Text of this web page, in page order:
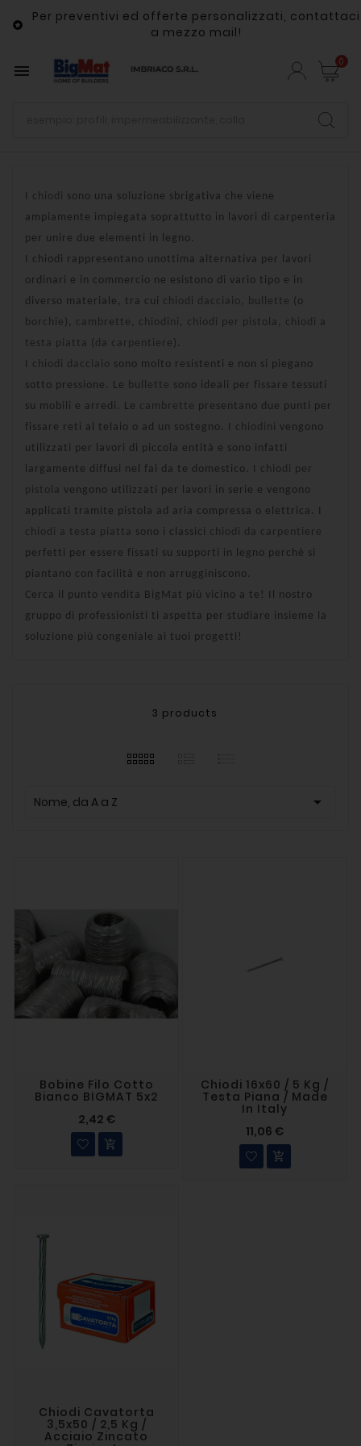

Per preventivi ed offerte personalizzati, contattaci
a mezzo mail!
 0
I chiodi sono una soluzione sbrigativa che viene
ampiamente impiegata soprattutto in lavori di carpenteria
per unire due elementi in legno.
I chiodi rappresentano unottima alternativa per lavori
ordinari e in commercio ne esistono di vario tipo e in
diverso materiale, tra cui chiodi dacciaio, bullette (o
borchie ), cambrette, chiodini, chiodi per pistola, chiodi a
testa piatta ( da carpentiere ).
I chiodi dacciaio sono molto resistenti e non si piegano
sotto pressione. Le bullette sono ideali per fissare tessuti
su mobili e arredi. Le cambrette presentano due punti per
fissare reti al telaio o ad un sostegno. I chiodini vengono
utilizzati per lavori di piccola entità e sono infatti
largamente diffusi nel fai da te domestico. I chiodi per
pistola vengono utilizzati per lavori in serie e vengono
applicati tramite pistola ad aria compressa o elettrica. I
chiodi a testa piatta sono i classici chiodi da carpentiere
perfetti per essere fissati su supporti in legno perchè si
piantano con facilità e non arrugginiscono.
Cerca il punto vendita BigMat più vicino a te! Il nostro
gruppo di professionisti ti aspetta per studiare insieme la
soluzione più congeniale ai tuoi progetti!
3 products
Nome, da A a Z 
Bobine Filo Cotto
Bianco BIGMAT 5x2
2,42 €

Chiodi 16x60 / 5 Kg /
Testa Piana / Made
In Italy
11,06 €

Chiodi Cavatorta
3,5x50 / 2,5 Kg /
Acciaio Zincato